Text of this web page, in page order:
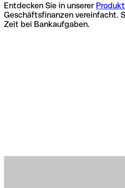
Entdecken Sie in unserer
Geschäftsfinanzen vereinfacht.
Zeit bei Bankaufgaben.